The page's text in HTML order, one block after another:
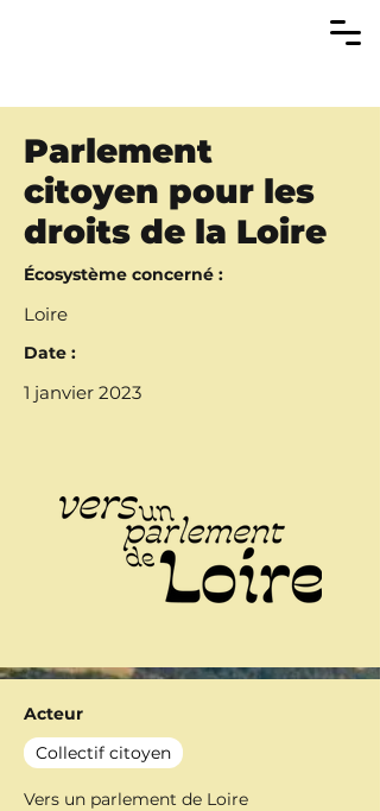
Parlement
citoyen pour les
droits de la Loire
Écosystème concerné :
Loire
Date :
1 janvier 2023
Acteur
Collectif citoyen
Vers un parlement de Loire